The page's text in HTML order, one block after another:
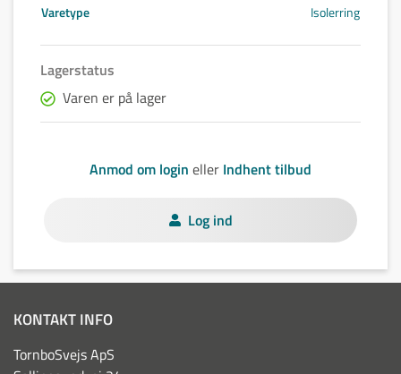
Varetype Isolerring
Lagerstatus
Varen er på lager
Anmod om login eller Indhent tilbud
Log ind
KONTAKT INFO
TornboSvejs ApS